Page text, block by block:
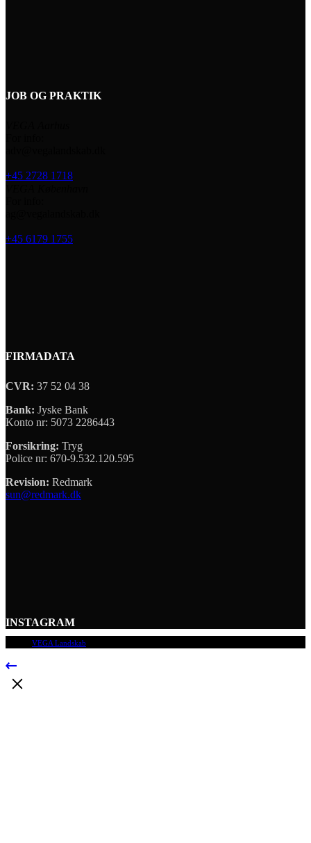
JOB OG PRAKTIK
+45 2728 1718
+45 6179 1755
FIRMADATA
CVR: 37 52 04 38
Bank: Jyske Bank
Konto nr: 5073 2286443
Forsikring: Tryg
Police nr: 670-9.532.120.595
Revision: Redmark
sun@redmark.dk
INSTAGRAM
VEGA Landskab